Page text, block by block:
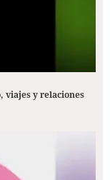
viajes y relaciones